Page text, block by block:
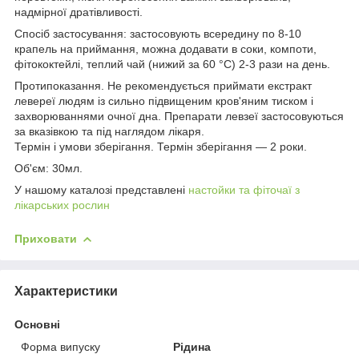
надмірної дратівливості.
Спосіб застосування: застосовують всередину по 8-10
крапель на приймання, можна додавати в соки, компоти,
фітококтейлі, теплий чай (нижий за 60 °C) 2-3 рази на день.
Протипоказання. Не рекомендується приймати екстракт
левереї людям із сильно підвищеним кров'яним тиском і
захворюваннями очної дна. Препарати левзеї застосовуються
за вказівкою та під наглядом лікаря.
Термін і умови зберігання. Термін зберігання — 2 роки.
Об'єм: 30мл.
У нашому каталозі представлені настойки та фіточаї з
лікарських рослин
Приховати
Характеристики
Основні
Форма випуску
Рідина